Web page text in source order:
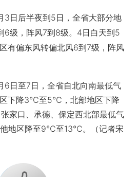
后半夜到5日，全省大部分地
6级，阵风7到8级。4日白天到5
有偏东风转偏北风6到7级，阵风
至7日，全省自北向南最低气
区下降3℃至5℃，北部地区下降
口、承德、保定西北部最低气
地区降至9℃至13℃。（记者宋